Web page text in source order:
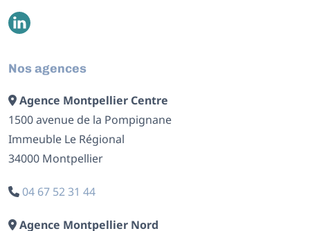
Nos agences
Agence Montpellier Centre
1500 avenue de la Pompignane
Immeuble Le Régional
34000 Montpellier
04 67 52 31 44
Agence Montpellier Nord